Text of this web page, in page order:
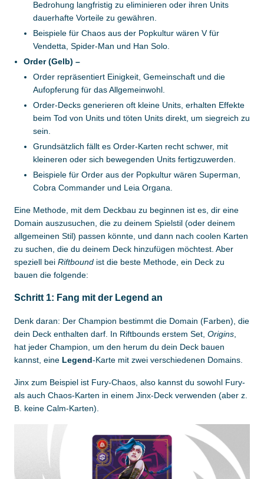
Bedrohung langfristig zu eliminieren oder ihren Units
dauerhafte Vorteile zu gewähren.
Beispiele für Chaos aus der Popkultur wären V für
Vendetta, Spider-Man und Han Solo.
Order (Gelb) –
Order repräsentiert Einigkeit, Gemeinschaft und die
Aufopferung für das Allgemeinwohl.
Order-Decks generieren oft kleine Units, erhalten Effekte
beim Tod von Units und töten Units direkt, um siegreich zu
sein.
Grundsätzlich fällt es Order-Karten recht schwer, mit
kleineren oder sich bewegenden Units fertigzuwerden.
Beispiele für Order aus der Popkultur wären Superman,
Cobra Commander und Leia Organa.
Eine Methode, mit dem Deckbau zu beginnen ist es, dir eine
Domain auszusuchen, die zu deinem Spielstil (oder deinem
allgemeinen Stil) passen könnte, und dann nach coolen Karten
zu suchen, die du deinem Deck hinzufügen möchtest. Aber
speziell bei Riftbound ist die beste Methode, ein Deck zu
bauen die folgende:
Schritt 1: Fang mit der Legend an
Denk daran: Der Champion bestimmt die Domain (Farben), die
dein Deck enthalten darf. In Riftbounds erstem Set, Origins
hat jeder Champion, um den herum du dein Deck bauen
kannst, eine Legend-Karte mit zwei verschiedenen Domains.
Jinx zum Beispiel ist Fury-Chaos, also kannst du sowohl Fury-
als auch Chaos-Karten in einem Jinx-Deck verwenden (aber z.
B. keine Calm-Karten).